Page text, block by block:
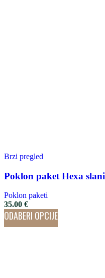
Brzi pregled
Poklon paket Hexa slani
Poklon paketi
35.00 €
ODABERI OPCIJE